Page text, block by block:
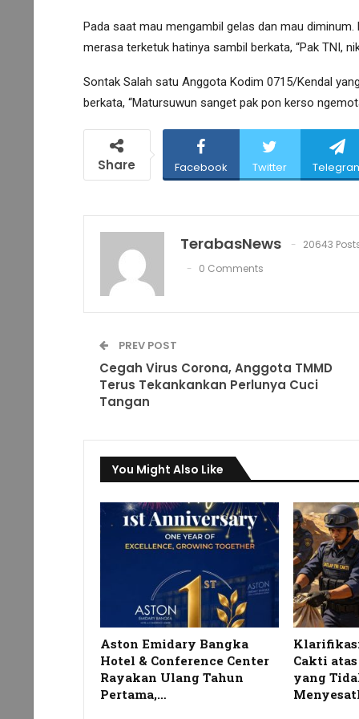
Pada saat mau mengambil gelas dan mau
merasa terketuk hatinya sambil berkata, “Pak TNI,
Sontak Salah satu Anggota Kodim 0715/Kendal
berkata, “Matursuwun sanget pak pon kerso
Share Facebook Twitter
TerabasNews
20643
0 Comments
PREV POST
Cegah Virus Corona, Anggota TMMD
Terus Tekankankan Perlunya Cuci
Tangan
You Might Also Like
Aston Emidary Bangka
Hotel & Conference Center
Rayakan Ulang Tahun
Pertama,…
Cakti
yang